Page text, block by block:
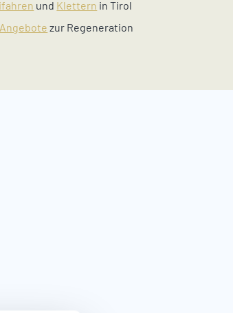
und Klettern in Tirol
zur Regeneration